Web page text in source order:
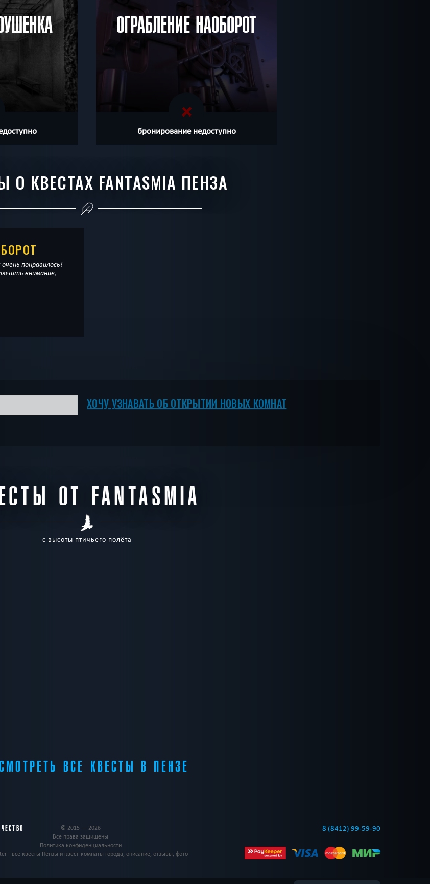
ОГРАБЛЕНИЕ НАОБОРОТ
бронирование недоступно
КВЕСТАХ FANTASMIA ПЕНЗА
понравилось!
внимание,
ХОЧУ УЗНАВАТЬ ОБ ОТКРЫТИИ НОВЫХ КОМНАТ
ОТ FANTASMIA
с высоты птичьего полёта
ВСЕ КВЕСТЫ В ПЕНЗЕ
8 (8412) 99-59-90
© 2015 — 2026
Все права защищены
Политика конфиденциальности
- все квесты Пензы и квест-комнаты города, описание, отзывы, фото